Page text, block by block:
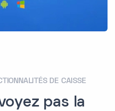
DE CAISSE
pas la